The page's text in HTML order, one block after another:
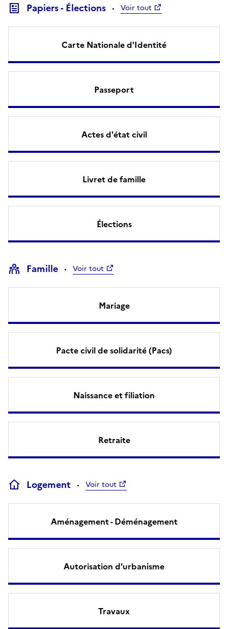
Papiers - Élections Voir tout
Carte Nationale d'Identité
Passeport
Actes d'état civil
Livret de famille
Élections
Famille Voir tout
Mariage
Pacte civil de solidarité (Pacs)
Naissance et filiation
Retraite
Logement Voir tout
Aménagement - Déménagement
Autorisation d'urbanisme
Travaux